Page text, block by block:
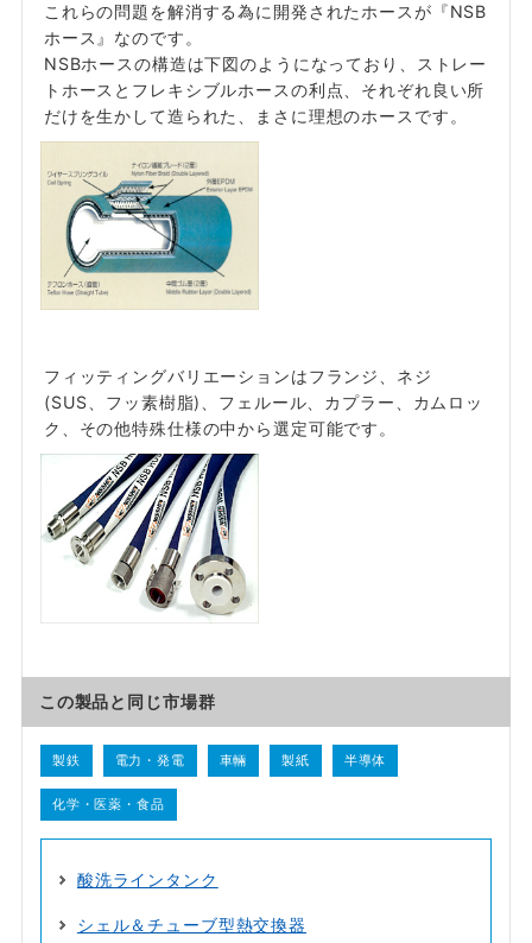
これらの問題を解消する為に開発されたホースが『NSB
ホース』なのです。
NSBホースの構造は下図のようになっており、ストレー
トホースとフレキシブルホースの利点、それぞれ良い所
だけを生かして造られた、まさに理想のホースです。
フィッティングバリエーションはフランジ、ネジ
(SUS、フッ素樹脂)、フェルール、カプラー、カムロッ
ク、その他特殊仕様の中から選定可能です。
この製品と同じ市場群
製鉄 電力・発電 車輛 製紙 半導体
化学・医薬・食品
酸洗ラインタンク
シェル＆チューブ型熱交換器